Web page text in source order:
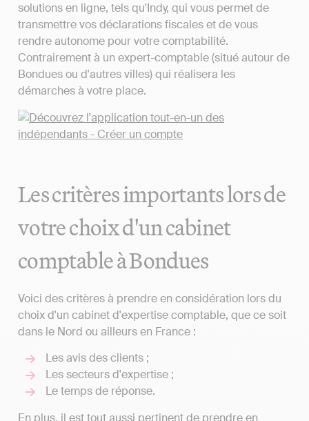
solutions en ligne, tels qu'Indy, qui vous permet de
transmettre vos déclarations fiscales et de vous
rendre autonome pour votre comptabilité.
Contrairement à un expert-comptable (situé autour de
Bondues ou d'autres villes) qui réalisera les
démarches à votre place.
Les critères importants lors de
votre choix d'un cabinet
comptable à Bondues
Voici des critères à prendre en considération lors du
choix d'un cabinet d'expertise comptable, que ce soit
dans le Nord ou ailleurs en France :
Les avis des clients ;
Les secteurs d'expertise ;
Le temps de réponse.
En plus, il est tout aussi pertinent de prendre en